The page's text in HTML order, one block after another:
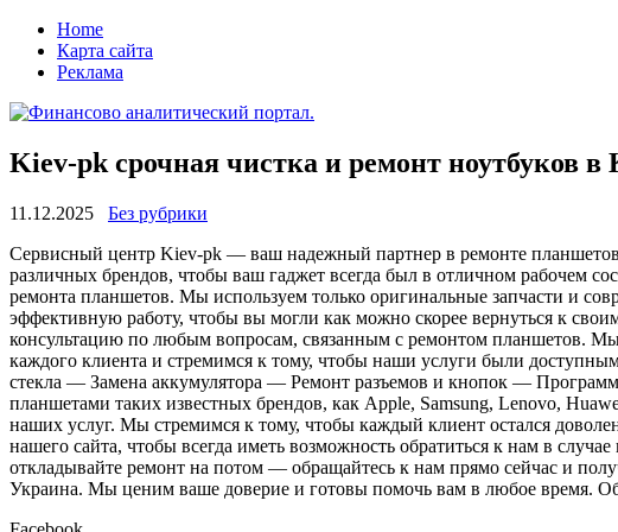
Home
Карта сайта
Реклама
Kiev-pk срочная чистка и ремонт ноутбуков в
11.12.2025
Без рубрики
Сeрвисный цeнтр Kiev-pk — вaш надежный партнер в ремонте
различных брендов, чтобы ваш гаджет всегда был в отличном рабочем
ремонта планшетов. Мы используем только оригинальные запчасти и
эффективную работу, чтобы вы могли как можно скорее вернуться к
консультацию по любым вопросам, связанным с ремонтом планшетов.
каждого клиента и стремимся к тому, чтобы наши услуги были
стекла — Замена аккумулятора — Ремонт разъемов и кнопок —
планшетами таких известных брендов, как Apple, Samsung, Lenovo,
наших услуг. Мы стремимся к тому, чтобы каждый клиент остался
нашего сайта, чтобы всегда иметь возможность обратиться к нам в
откладывайте ремонт на потом — обращайтесь к нам прямо сейчас и
Украина. Мы ценим ваше доверие и готовы помочь вам в любое время.